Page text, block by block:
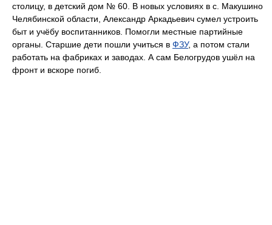
столицу, в детский дом № 60. В новых условиях в с. Макушино
Челябинской области, Александр Аркадьевич сумел устроить
быт и учёбу воспитанников. Помогли местные партийные
органы. Старшие дети пошли учиться в ФЗУ, а потом стали
работать на фабриках и заводах. А сам Белогрудов ушёл на
фронт и вскоре погиб.